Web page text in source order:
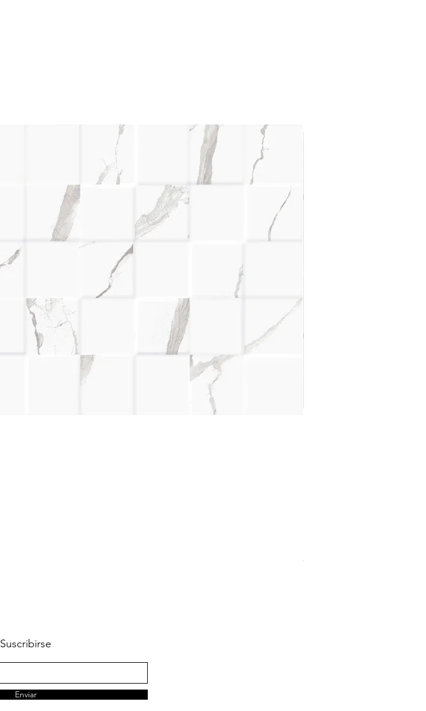
York Blanco 39x75
Suscribirse
Enviar